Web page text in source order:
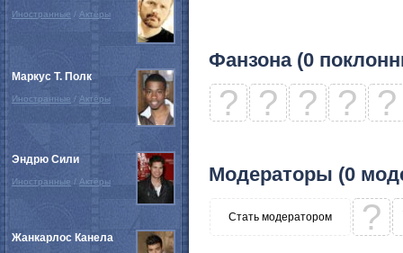
Фанзона (0
? ? ? ? ?
Модераторы (0
Стать модератором ?
Иностранные / Актёры
Маркус Т. Полк
Иностранные / Актёры
Эндрю Сили
Иностранные / Актёры
Жанкарлос Канела